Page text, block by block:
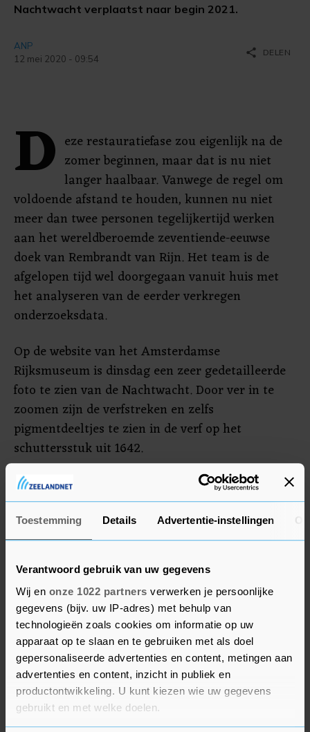
Toestemming Details Advertentie-instellingen
Verantwoord gebruik van uw gegevens
Wij en onze 1022 partners verwerken je persoonlijke
gegevens (bijv. uw IP-adres) met behulp van
technologieën zoals cookies om informatie op uw
apparaat op te slaan en te gebruiken met als doel
gepersonaliseerde advertenties en content, metingen aan
advertenties en content, inzicht in publiek en
productontwikkeling. U kunt kiezen wie uw gegevens
gebruikt en met welke doelen.
Nachtwacht verplaatst naar begin 2021.
ANP
12 mei 2020 - 09:54
share DELEN
D eze restauratiefase zou eigenlijk na de
zomer beginnen, maar dat is nu niet
langer haalbaar. Vanwege de regel om
voldoende afstand te houden, kunnen nu niet
meer dan twee personen tegelijkertijd werken
aan het wereldberoemde zeventiende-eeuwse
doek van Rembrandt van Rijn. Het team is de
afgelopen tijd wel doorgegaan vanuit huis met
het analyseren van de eerder verkregen
onderzoeksdata.
Op de website van het Amsterdamse
Rijksmuseum is dinsdag een zeer gedetailleerde
foto te zien van de Nachtwacht. Door ver in te
zoomen zijn de verfstreken en zelfs
pigmentdeeltjes te zien in de verf op het
schuttersstuk uit 1642.
Operatie Nachtwacht is de grootste en meest
innovatieve restauratie in de geschiedenis van
het museum. Het is nog niet duidelijk hoe lang
het project duurt.